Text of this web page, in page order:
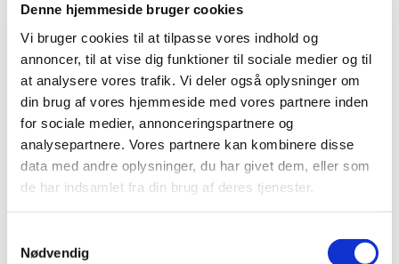
Denne hjemmeside bruger cookies
Vi bruger cookies til at tilpasse vores indhold og
annoncer, til at vise dig funktioner til sociale medier og til
at analysere vores trafik. Vi deler også oplysninger om
din brug af vores hjemmeside med vores partnere inden
for sociale medier, annonceringspartnere og
analysepartnere. Vores partnere kan kombinere disse
data med andre oplysninger, du har givet dem, eller som
de har indsamlet fra din brug af deres tjenester.
Nødvendig